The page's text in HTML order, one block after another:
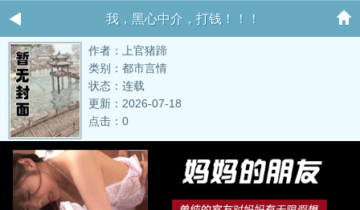
我，黑心中介，打钱！！！
作者：上官猪蹄
类别：都市言情
状态：连载
更新：2026-07-18
点击：0